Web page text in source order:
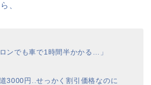
、
ンでも車で1 時間半かかる 」
3000円 ..せっかく割引価格なのに